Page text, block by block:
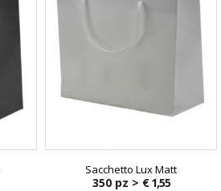
Sacchetto Lux Matt
350 pz > € 1,55